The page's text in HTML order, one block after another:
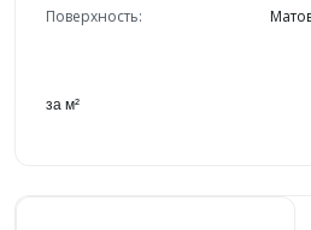
Поверхность:
за м²